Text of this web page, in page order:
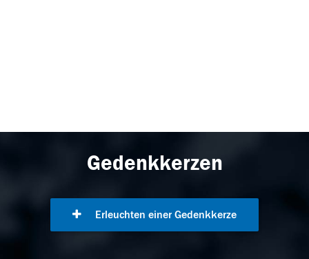
Gedenkkerzen
Erleuchten einer Gedenkkerze